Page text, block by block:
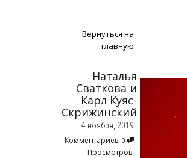
Вернуться на
главную
Наталья
Сваткова и
Карл Куяс-
Скрижинский
4 ноября, 2019
Комментариев: 0
Просмотров: